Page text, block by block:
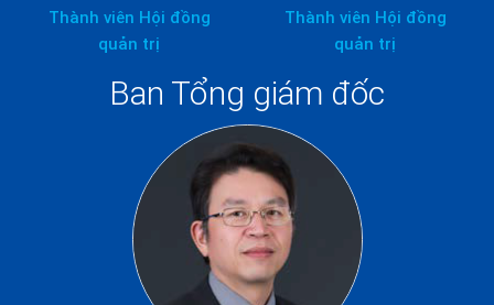
Thành viên Hội đồng
quản trị
Thành viên Hội đồng
quản trị
Ban Tổng giám đốc